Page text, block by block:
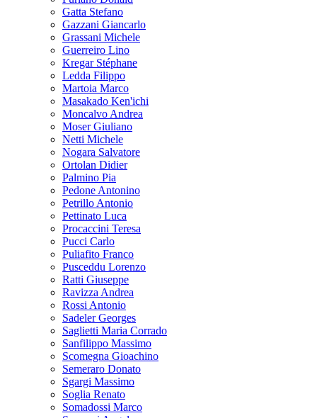
Gatta Stefano
Gazzani Giancarlo
Grassani Michele
Guerreiro Lino
Kregar Stéphane
Ledda Filippo
Martoia Marco
Masakado Ken'ichi
Moncalvo Andrea
Moser Giuliano
Netti Michele
Nogara Salvatore
Ortolan Didier
Palmino Pia
Pedone Antonino
Petrillo Antonio
Pettinato Luca
Procaccini Teresa
Pucci Carlo
Puliafito Franco
Pusceddu Lorenzo
Ratti Giuseppe
Ravizza Andrea
Rossi Antonio
Sadeler Georges
Saglietti Maria Corrado
Sanfilippo Massimo
Scomegna Gioachino
Semeraro Donato
Sgargi Massimo
Soglia Renato
Somadossi Marco